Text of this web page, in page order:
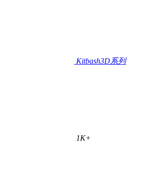
Kitbash3D系列
1K+